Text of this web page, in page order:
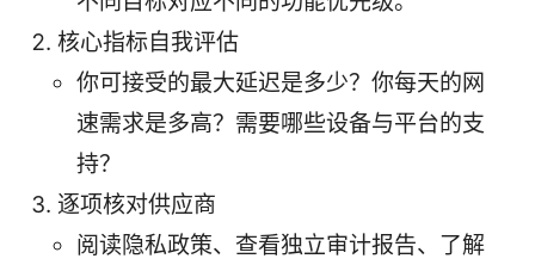
核心指标自我评估
你可接受的最大延迟是多少？你每天的网
速需求是多高？需要哪些设备与平台的支
持？
逐项核对供应商
阅读隐私政策、查看独立审计报告、了解